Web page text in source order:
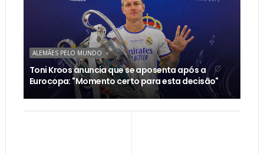
ALEMÃES PELO MUNDO
Toni Kroos anuncia que se aposenta após a
Eurocopa: "Momento certo para esta decisão"